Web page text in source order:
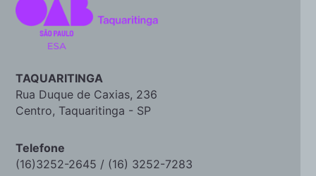
TAQUARITINGA
Rua Duque de Caxias, 236
Centro, Taquaritinga - SP
Telefone
(16)3252-2645 / (16) 3252-7283